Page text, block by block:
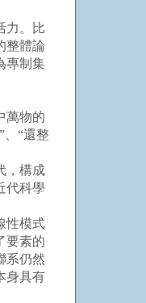
力。比
整體論
專制集
萬物的
、“還整
，構成
代科學
性模式
要素的
系仍然
身具有